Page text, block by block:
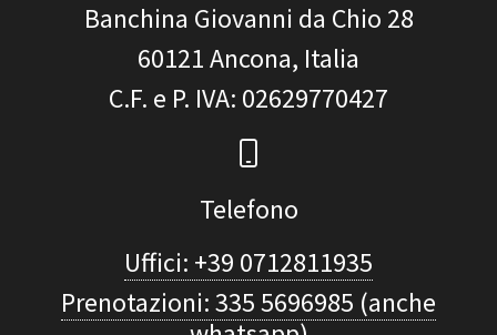
Banchina Giovanni da Chio 28
60121Ancona, Italia
C.F. e P. IVA: 02629770427
Telefono
Uffici: +39 0712811935
Prenotazioni: 335 5696985 (anche